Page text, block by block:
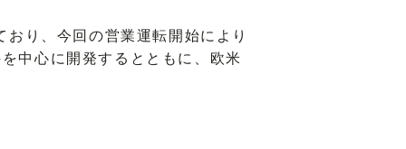
り、今回の営業運転開始により
中心に開発するとともに、欧米